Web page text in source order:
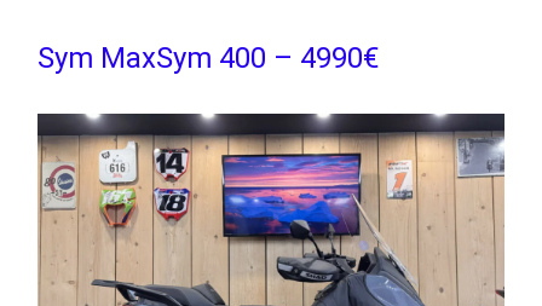
Sym MaxSym 400 – 4990€